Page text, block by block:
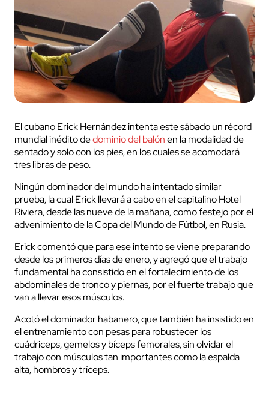
El cubano Erick Hernández intenta este sábado un récord
mundial inédito dedominio del balónen la modalidad de
sentado y solo con los pies, en los cuales se acomodará
tres libras de peso.
Ningún dominador del mundo ha intentado similar
prueba, la cual Erick llevará a cabo en el capitalino Hotel
Riviera, desde las nueve de la mañana, como festejo por el
advenimiento de la Copa del Mundo de Fútbol, en Rusia.
Erick comentó que para ese intento se viene preparando
desde los primeros días de enero, y agregó que el trabajo
fundamental ha consistido en el fortalecimiento de los
abdominales de tronco y piernas, por el fuerte trabajo que
van a llevar esos músculos.
Acotó el dominador habanero, que también ha insistido en
el entrenamiento con pesas para robustecer los
cuádriceps, gemelos y bíceps femorales, sin olvidar el
trabajo con músculos tan importantes como la espalda
alta, hombros y tríceps.